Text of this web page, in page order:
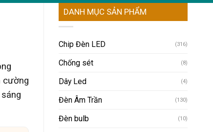
cường
DANH MỤC SẢN PHẨM
Chip Đèn LED (316)
Chống sét (8)
Dây Led (4)
Đèn Âm Trần (130)
Đèn bulb (10)